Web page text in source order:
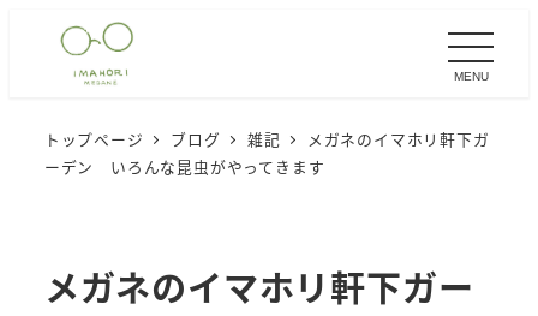
MENU
トップページ ブログ 雑記
メガネのイマホリ軒下ガ
ーデン いろんな昆虫がやってきます
メガネのイマホリ軒下ガー